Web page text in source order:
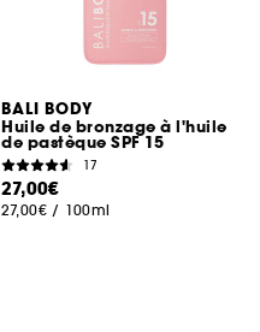
BALI BODY
Huile de bronzage à l'huile
de pastèque SPF 15
17
27,00€
27,00€ / 100ml